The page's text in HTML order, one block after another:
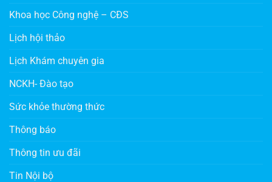
Khoa học Công nghệ – CĐS
Lịch hội thảo
Lịch Khám chuyên gia
NCKH- Đào tạo
Sức khỏe thường thức
Thông báo
Thông tin ưu đãi
Tin Nội bộ